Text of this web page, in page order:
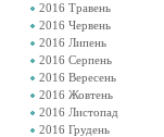
2016 Травень
2016 Червень
2016 Липень
2016 Серпень
2016 Вересень
2016 Жовтень
2016 Листопад
2016 Грудень